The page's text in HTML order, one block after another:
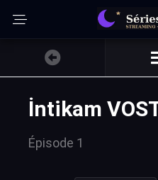
İntikam
Épisode 1